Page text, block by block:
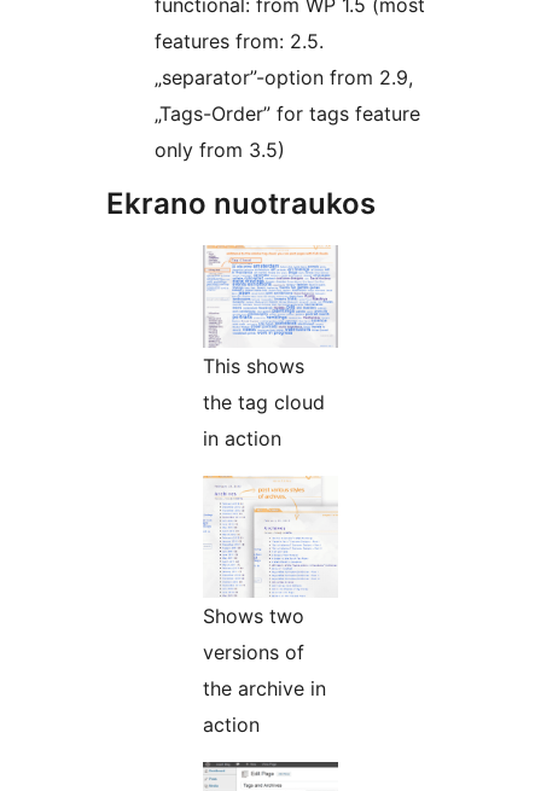
functional: from WP 1.5 (most
features from: 2.5.
„separator”-option from 2.9,
„Tags-Order” for tags feature
only from 3.5)
Ekrano nuotraukos
This shows
the tag cloud
in action
Shows two
versions of
the archive in
action